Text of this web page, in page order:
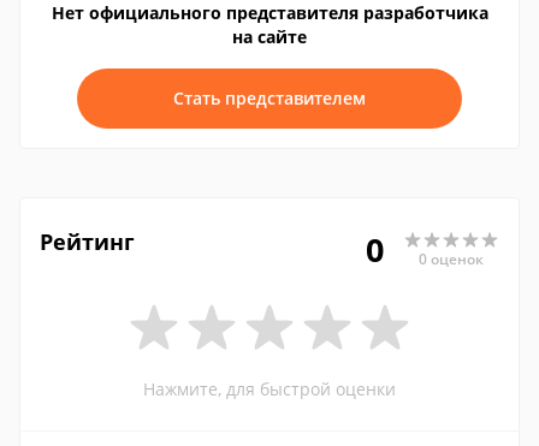
Нет официального представителя разработчика
на сайте
Стать представителем
Рейтинг 0 0 оценок
Нажмите, для быстрой оценки